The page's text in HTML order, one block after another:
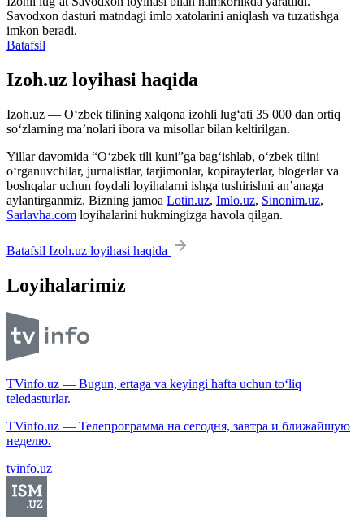
Savodxon dasturi matndagi imlo xatolarini aniqlash va tuzatishga
imkon beradi.
Batafsil
Izoh.uz loyihasi haqida
Izoh.uz — O‘zbek tilining xalqona izohli lug‘ati 35 000 dan ortiq
so‘zlarning ma’nolari ibora va misollar bilan keltirilgan.
Yillar davomida “O‘zbek tili kuni”ga bag‘ishlab, o‘zbek tilini
o‘rganuvchilar, jurnalistlar, tarjimonlar, kopirayterlar, blogerlar va
boshqalar uchun foydali loyihalarni ishga tushirishni an’anaga
aylantirganmiz. Bizning jamoa Lotin.uz, Imlo.uz, Sinonim.uz,
Sarlavha.com loyihalarini hukmingizga havola qilgan.
Batafsil Izoh.uz loyihasi haqida
Loyihalarimiz
TVinfo.uz — Bugun, ertaga va keyingi hafta uchun to‘liq
teledasturlar.
TVinfo.uz — Телепрограмма на сегодня, завтра и ближайшую
неделю.
tvinfo.uz